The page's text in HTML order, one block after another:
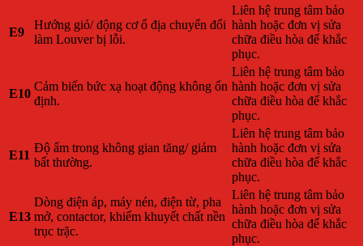
E9
Hướng gió/ động cơ ổ địa chuyển đổi
làm Louver bị lỗi.
Liên hệ trung tâm bảo
hành hoặc đơn vị sửa
chữa điều hòa để khắc
phục.
E10
Cảm biến bức xạ hoạt động không ổn
định.
Liên hệ trung tâm bảo
hành hoặc đơn vị sửa
chữa điều hòa để khắc
phục.
E11
Độ ẩm trong không gian tăng/ giảm
bất thường.
Liên hệ trung tâm bảo
hành hoặc đơn vị sửa
chữa điều hòa để khắc
phục.
E13
Dòng điện áp, máy nén, điện từ, pha
mở, contactor, khiếm khuyết chất nền
trục trặc.
Liên hệ trung tâm bảo
hành hoặc đơn vị sửa
chữa điều hòa để khắc
phục.